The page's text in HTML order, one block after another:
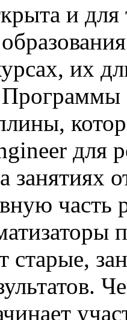
и для
их
для
занятиях
часть
старые,